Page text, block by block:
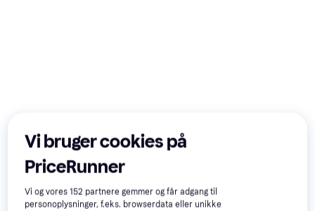
iPad Pro 4 (2020) | 12.9" -
256GB / Wifi & 4G / Silver
3.584 kr.
ViberStore
iPad Pro 3 (2020) 11" -
3.279 kr.
V ViberStore
Vi bruger cookies på
PriceRunner
Vi og vores152 partnere gemmer og får adgang til
personoplysninger, f.eks. browserdata eller unikke